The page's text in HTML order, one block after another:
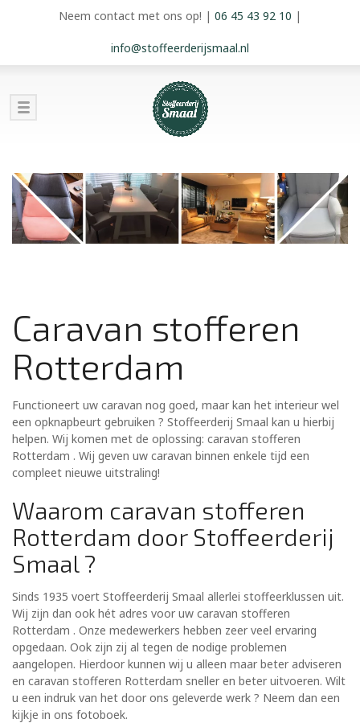
Neem contact met ons op! | 06 45 43 92 10 |
info@stoffeerderijsmaal.nl
Caravan stofferen
Rotterdam
Functioneert uw caravan nog goed, maar kan het interieur wel
een opknapbeurt gebruiken ? Stoffeerderij Smaal kan u hierbij
helpen. Wij komen met de oplossing: caravan stofferen
Rotterdam . Wij geven uw caravan binnen enkele tijd een
compleet nieuwe uitstraling!
Waarom caravan stofferen
Rotterdam door Stoffeerderij
Smaal ?
Sinds 1935 voert Stoffeerderij Smaal allerlei stoffeerklussen uit.
Wij zijn dan ook hét adres voor uw caravan stofferen
Rotterdam . Onze medewerkers hebben zeer veel ervaring
opgedaan. Ook zijn zij al tegen de nodige problemen
aangelopen. Hierdoor kunnen wij u alleen maar beter adviseren
en caravan stofferen Rotterdam sneller en beter uitvoeren. Wilt
u een indruk van het door ons geleverde werk ? Neem dan een
kijkje in ons fotoboek.